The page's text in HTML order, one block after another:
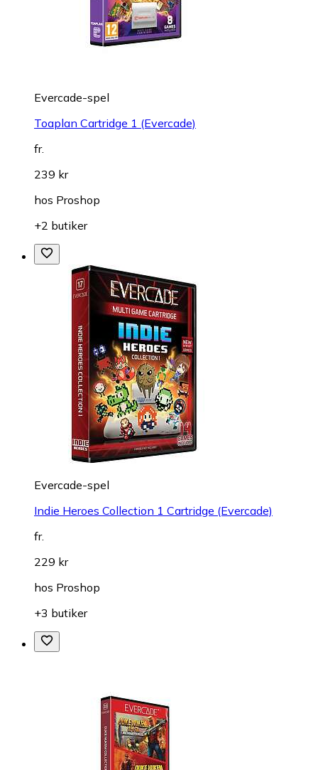
Evercade-spel
Toaplan Cartridge 1 (Evercade)
fr.
239 kr
hos Proshop
+2 butiker
Evercade-spel
Indie Heroes Collection 1 Cartridge (Evercade)
fr.
229 kr
hos Proshop
+3 butiker